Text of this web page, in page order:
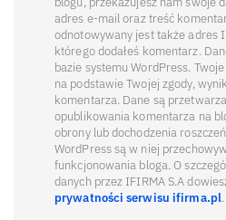
adres e-mail oraz treść
odnotowywany jest także adres
którego dodałeś komentarz.
bazie systemu WordPress.
na podstawie Twojej zgody,
komentarza. Dane są
opublikowania komentarza na
obrony lub dochodzenia
WordPress są w niej
funkcjonowania bloga. O
danych przez IFIRMA S.A
prywatności serwisu ifirma.pl.